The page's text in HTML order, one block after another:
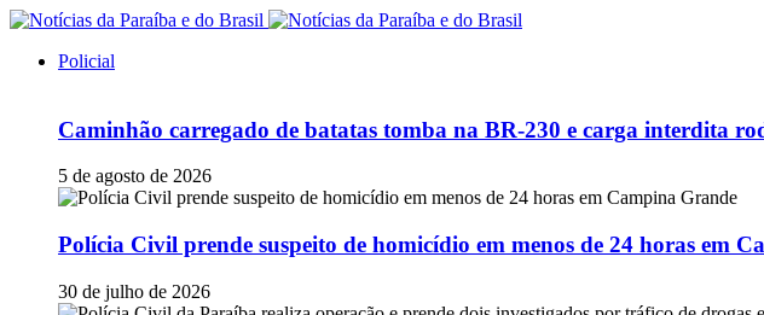
Policial
Caminhão carregado de batatas tomba na BR-230 e carga interdita
5 de agosto de 2026
Polícia Civil prende suspeito de homicídio em menos de 24 horas em
30 de julho de 2026